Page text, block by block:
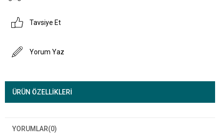
Tavsiye Et
Yorum Yaz
ÜRÜN ÖZELLIKLERI
YORUMLAR(0)